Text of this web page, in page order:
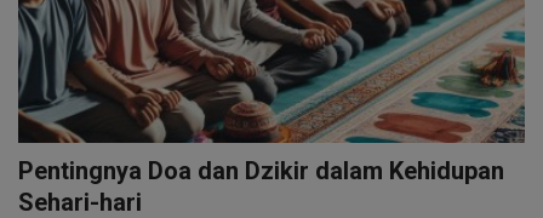
Pentingnya Doa dan Dzikir dalam Kehidupan
Sehari-hari